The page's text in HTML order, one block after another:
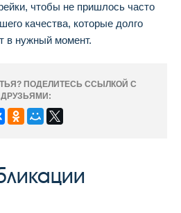
чтобы не пришлось часто
качества, которые долго
в нужный момент.
ПОДЕЛИТЕСЬ ССЫЛКОЙ С
ДРУЗЬЯМИ: